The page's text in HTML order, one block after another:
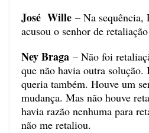
José Wille – Na sequência,
acusou o senhor de
Ney Braga – Não foi
que não havia outra
queria também. Houve um
mudança. Mas não houve
havia razão nenhuma para
não me retaliou.